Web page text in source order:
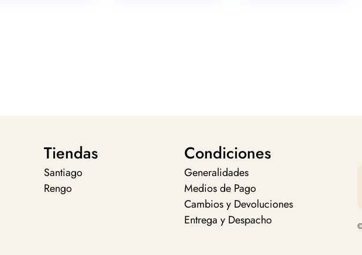
Tiendas
Santiago
Rengo
Condiciones
Generalidades
Medios de Pago
Cambios y Devoluciones
Entrega y Despacho